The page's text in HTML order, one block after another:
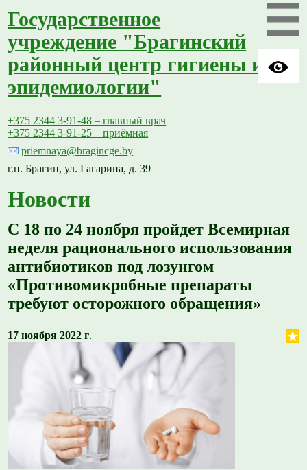
Государственное
учреждение "Брагинский
районный центр гигиены и
эпидемиологии"
+375 2344 3-91-48 – главный врач
+375 2344 3-91-25 – приёмная
priemnaya@bragincge.by
г.п. Брагин, ул. Гагарина, д. 39
Новости
С 18 по 24 ноября пройдет Всемирная
неделя рационального использования
антибиотиков под лозунгом
«Противомикробные препараты
требуют осторожного обращения»
17 ноября 2022 г.